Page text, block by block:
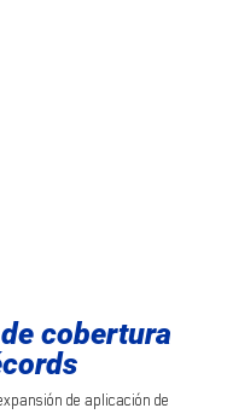
cobertura
de aplicación de